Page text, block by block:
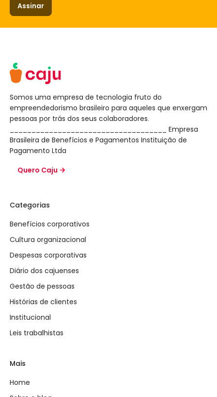
Assinar
Somos uma empresa de tecnologia fruto do
empreendedorismo brasileiro para aqueles que enxergam
pessoas por trás dos seus colaboradores.
____________________________________ Empresa
Brasileira de Benefícios e Pagamentos Instituição de
Pagamento Ltda
Quero Caju
Categorias
Benefícios corporativos
Cultura organizacional
Despesas corporativas
Diário dos cajuenses
Gestão de pessoas
Histórias de clientes
Institucional
Leis trabalhistas
Mais
Home